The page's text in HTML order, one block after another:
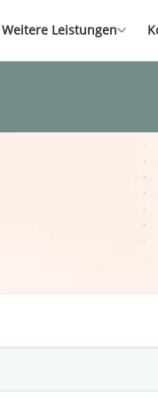
Weitere Leistungen